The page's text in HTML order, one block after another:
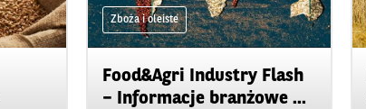
Zboża i oleiste
Food&Agri Industry Flash
– Informacje branżowe ...